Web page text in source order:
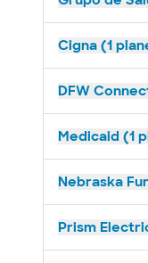
Cigna (1
DFW
Medicaid (1
Nebraska
Prism